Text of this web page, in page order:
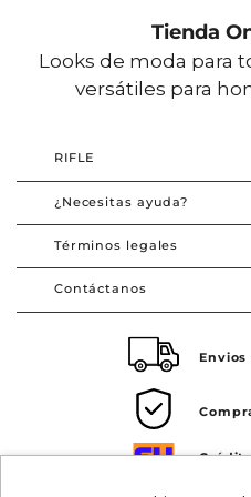
Tienda
Looks de moda para
versátiles para
RIFLE
¿Necesitas ayuda?
Términos legales
Contáctanos